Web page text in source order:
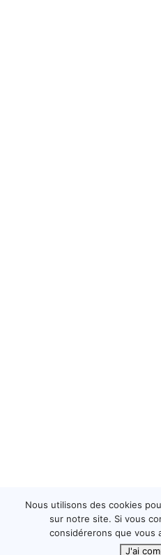
Nous utilisons des cookies
sur notre site. Si vous
considérerons que vous
J'ai